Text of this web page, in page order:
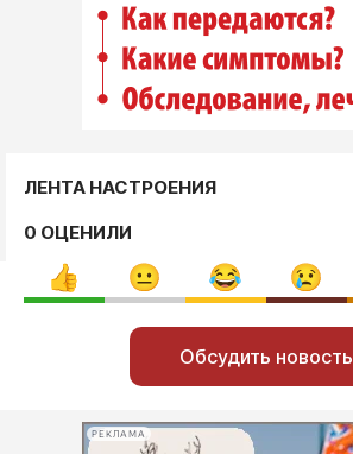
ЛЕНТА НАСТРОЕНИЯ
0 ОЦЕНИЛИ
Обсудить новость
РЕКЛАМА